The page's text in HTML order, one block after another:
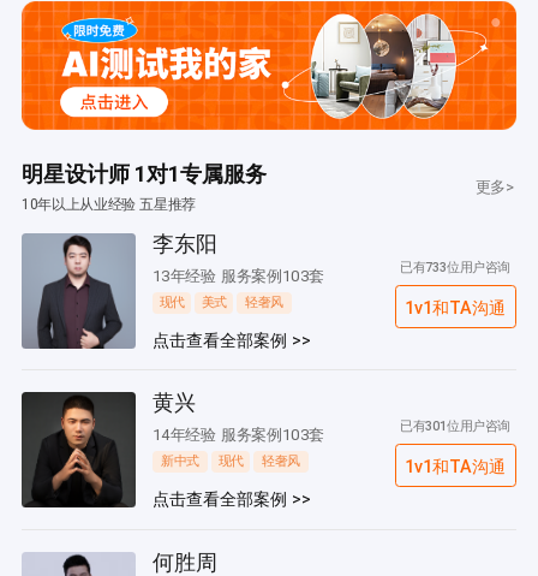
明星设计师 1对1专属服务
10年以上从业经验 五星推荐
更多>
李东阳
13年经验 服务案例103套
现代 美式 轻奢风
点击查看全部案例 >>
已有733位用户咨询
1v1和TA沟通
黄兴
14年经验 服务案例103套
新中式 现代 轻奢风
点击查看全部案例 >>
已有301位用户咨询
1v1和TA沟通
何胜周